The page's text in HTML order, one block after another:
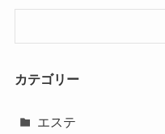
カテゴリー
エステ